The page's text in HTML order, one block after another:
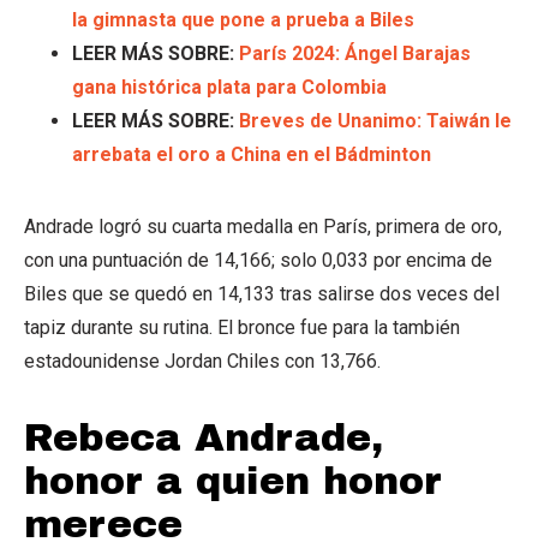
la gimnasta que pone a prueba a Biles
LEER MÁS SOBRE: París 2024: Ángel Barajas
gana histórica plata para Colombia
LEER MÁS SOBRE: Breves de Unanimo: Taiwán le
arrebata el oro a China en el Bádminton
Andrade logró su cuarta medalla en París, primera de oro,
con una puntuación de 14,166; solo 0,033 por encima de
Biles que se quedó en 14,133 tras salirse dos veces del
tapiz durante su rutina. El bronce fue para la también
estadounidense Jordan Chiles con 13,766.
Rebeca Andrade,
honor a quien honor
merece